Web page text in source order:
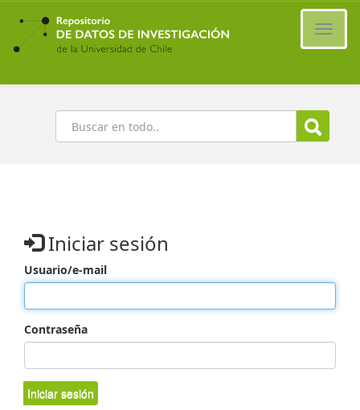
Ir
contenido
principal
Buscar
Iniciar sesión
Usuario/e-mail
Contraseña
Iniciar sesión